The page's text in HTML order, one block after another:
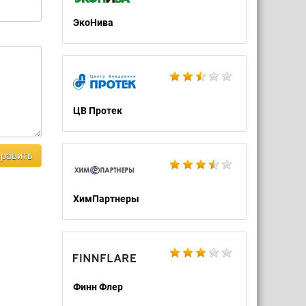
ЭкоНива
ЦВ Протек
ХимПартнеры
Финн Флер